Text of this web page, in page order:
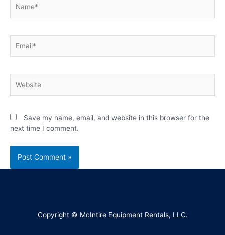
Save my name, email, and website in this browser for the
next time I comment.
Copyright © McIntire Equipment Rentals, LLC.